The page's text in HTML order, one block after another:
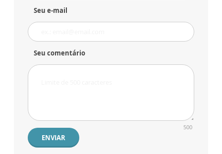
Seu e-mail
Seu comentário
500
ENVIAR